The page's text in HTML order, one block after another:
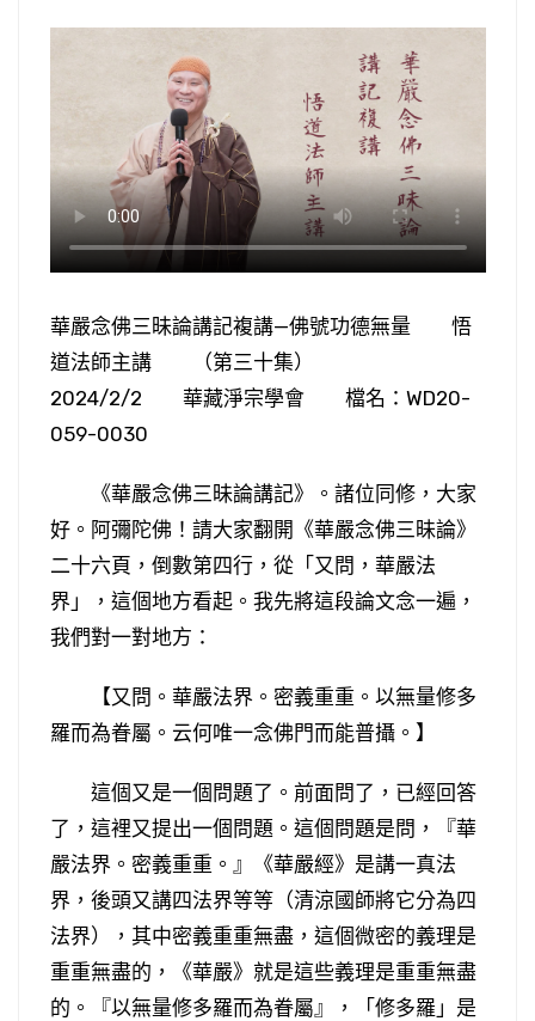
華嚴念佛三昧論講記複講—佛號功德無量 悟
道法師主講 （第三十集）
2024/2/2 華藏淨宗學會 檔名：WD20-
059-0030
《華嚴念佛三昧論講記》。諸位同修，大家
好。阿彌陀佛！請大家翻開《華嚴念佛三昧論》
二十六頁，倒數第四行，從「又問，華嚴法
界」，這個地方看起。我先將這段論文念一遍，
我們對一對地方：
【又問。華嚴法界。密義重重。以無量修多
羅而為眷屬。云何唯一念佛門而能普攝。】
這個又是一個問題了。前面問了，已經回答
了，這裡又提出一個問題。這個問題是問，『華
嚴法界。密義重重。』《華嚴經》是講一真法
界，後頭又講四法界等等（清涼國師將它分為四
法界），其中密義重重無盡，這個微密的義理是
重重無盡的，《華嚴》就是這些義理是重重無盡
的。『以無量修多羅而為眷屬』，「修多羅」是